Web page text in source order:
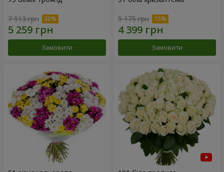
7 513 грн
Замовити
5 175 грн
Замовити